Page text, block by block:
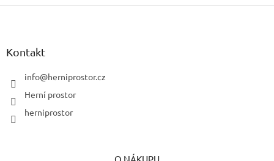
Z
Kontakt
info@herniprostor.cz
Herní prostor
herniprostor